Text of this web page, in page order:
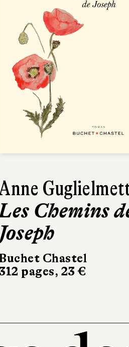
Thurin
Livre de
Joan
Livre de Poche
pages, 8,90 €